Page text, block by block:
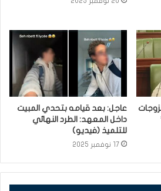
عاجل: بعد قيامه بتحدي المبيت
داخل المعهد: الطرد النهائي
للتلميذ (فيديو)
17 نوفمبر 2025